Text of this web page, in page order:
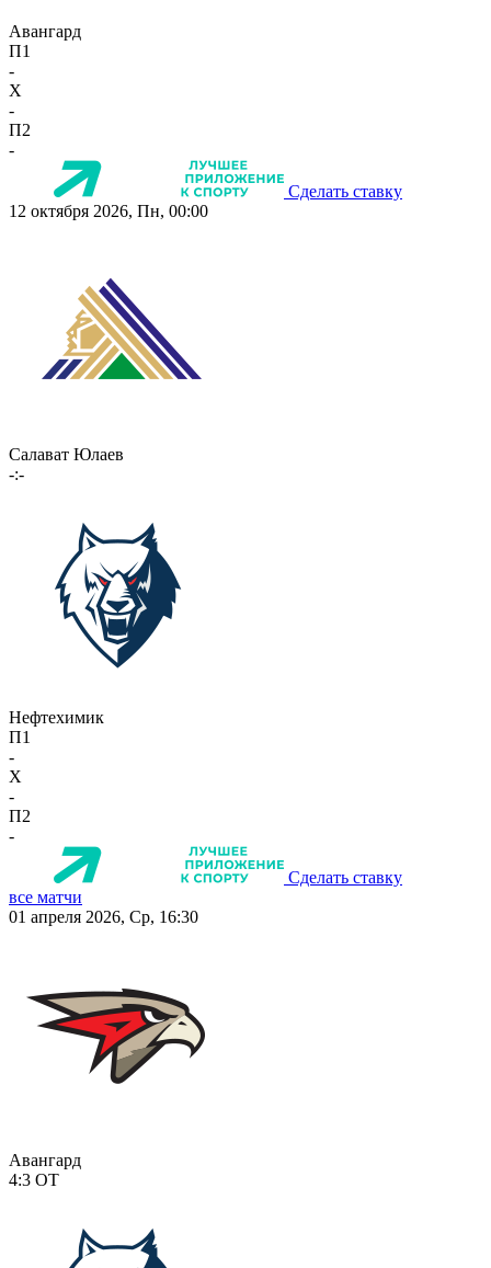
Авангард
П1
-
X
-
П2
-
Сделать ставку
12 октября 2026, Пн, 00:00
Салават Юлаев
-:-
Нефтехимик
П1
-
X
-
П2
-
Сделать ставку
все матчи
01 апреля 2026, Ср, 16:30
Авангард
4:3 ОТ